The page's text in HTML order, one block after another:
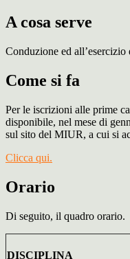
A cosa serve
Conduzione ed all’esercizio
Come si fa
Per le iscrizioni alle prime
disponibile, nel mese di
sul sito del MIUR, a cui si
Clicca qui.
Orario
Di seguito, il quadro orario.
DISCIPLINA